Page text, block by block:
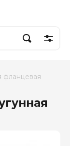
фланцевая